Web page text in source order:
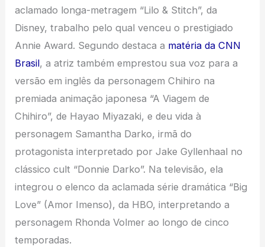
aclamado longa-metragem “Lilo & Stitch”, da
Disney, trabalho pelo qual venceu o prestigiado
Annie Award. Segundo destaca a matéria da CNN
Brasil, a atriz também emprestou sua voz para a
versão em inglês da personagem Chihiro na
premiada animação japonesa “A Viagem de
Chihiro”, de Hayao Miyazaki, e deu vida à
personagem Samantha Darko, irmã do
protagonista interpretado por Jake Gyllenhaal no
clássico cult “Donnie Darko”. Na televisão, ela
integrou o elenco da aclamada série dramática “Big
Love” (Amor Imenso), da HBO, interpretando a
personagem Rhonda Volmer ao longo de cinco
temporadas.